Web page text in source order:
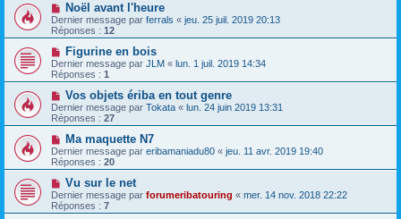
Noël avant l'heure
Dernier message par ferrals « jeu. 25 juil. 2019 20:13
Réponses : 12
Figurine en bois
Dernier message par JLM « lun. 1 juil. 2019 14:34
Réponses : 1
Vos objets ériba en tout genre
Dernier message par Tokata « lun. 24 juin 2019 13:31
Réponses : 27
Ma maquette N7
Dernier message par eribamaniadu80 « jeu. 11 avr. 2019 19:40
Réponses : 20
Vu sur le net
Dernier message par forumeribatouring « mer. 14 nov. 2018 22:22
Réponses : 7